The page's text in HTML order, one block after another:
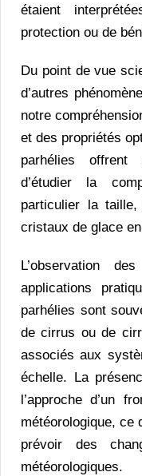
étaient
protection ou de
Du point de vue
d’autres
notre
et des propriétés
parhélies
d’étudier la
particulier la
cristaux de glace
L’observation
applications
parhélies sont
de cirrus ou de
associés aux
échelle. La
l’approche d’un
météorologique, ce
prévoir des
météorologiques.